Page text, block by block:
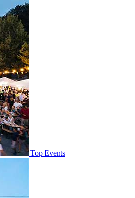
Top Events